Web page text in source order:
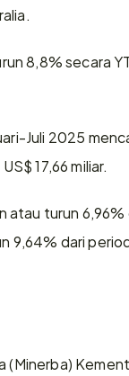
8,8% secara
Juli 2025
17,66 miliar.
atau turun 6,96%
9,64% dari
(Minerba)